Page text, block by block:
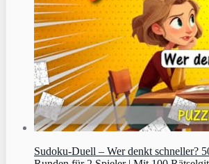
Sudoku‑Duell – Wer denkt schneller?